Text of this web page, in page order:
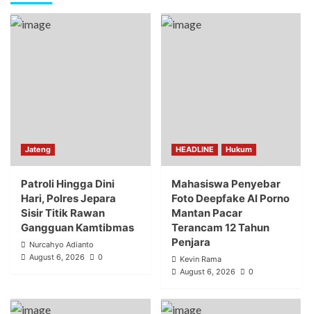
Jateng
Patroli Hingga Dini
Hari, Polres Jepara
Sisir Titik Rawan
Gangguan Kamtibmas
Nurcahyo Adianto
August 6, 2026
0
HEADLINE Hukum
Mahasiswa Penyebar
Foto Deepfake AI Porno
Mantan Pacar
Terancam 12 Tahun
Penjara
Kevin Rama
August 6, 2026
0